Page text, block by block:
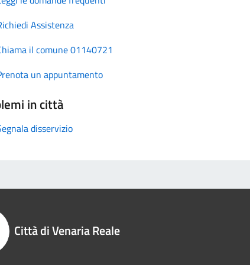
Assistenza
il comune 01140721
un appuntamento
in città
disservizio
Città di Venaria Reale